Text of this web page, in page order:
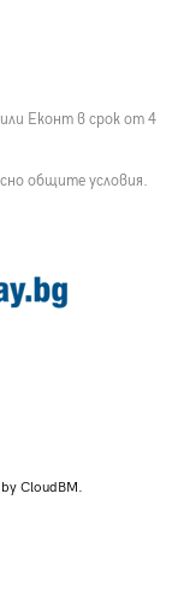
или Еконт в срок от 4
общите условия.
CloudBM.